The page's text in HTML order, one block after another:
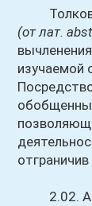
(от лат.
изучаемой
2.02.